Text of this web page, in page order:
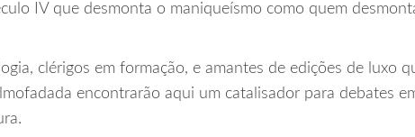
IV que desmonta o maniqueísmo como quem
clérigos em formação, e amantes de edições de luxo
encontrarão aqui um catalisador para debates